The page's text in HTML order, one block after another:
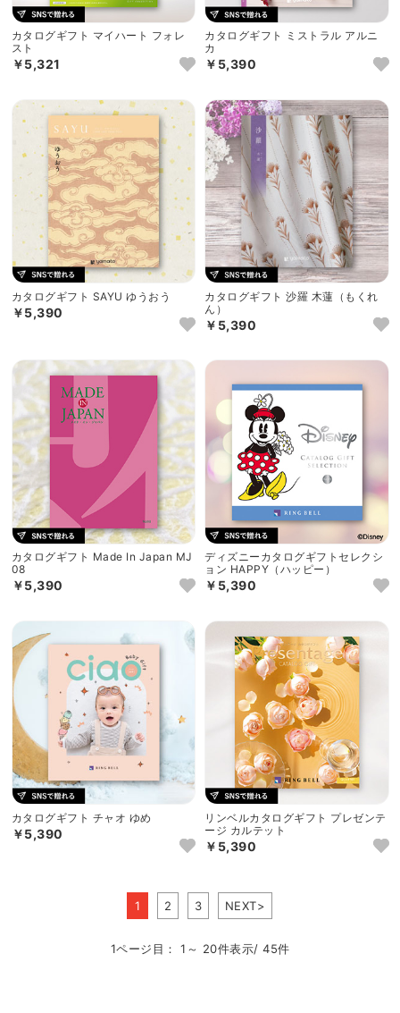
カタログギフト マイハート フォレ
スト
￥5,321
カタログギフト ミストラル アルニ
カ
￥5,390
カタログギフト SAYU ゆうおう
￥5,390
カタログギフト 沙羅 木蓮（もくれ
ん）
￥5,390
カタログギフト Made In Japan MJ
08
￥5,390
ディズニーカタログギフトセレクシ
ョン HAPPY（ハッピー）
￥5,390
カタログギフト チャオ ゆめ
￥5,390
リンベルカタログギフト プレゼンテ
ージ カルテット
￥5,390
1 2 3 NEXT>
1ページ目： 1～ 20件表示/ 45件